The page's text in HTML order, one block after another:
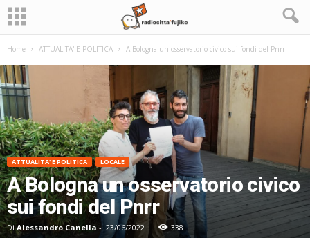
Home ATTUALITA' E POLITICA A Bologna un osservatorio civico sui fondi del Pnrr
ATTUALITA' E POLITICA LOCALE
A Bologna un osservatorio civico
sui fondi del Pnrr
Di Alessandro Canella - 23/06/2022 338